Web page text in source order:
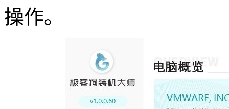
操作。